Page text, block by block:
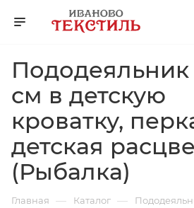
Пододеяльник
см в детскую
кроватку,
детская
(Рыбалка)
Главная — Каталог —